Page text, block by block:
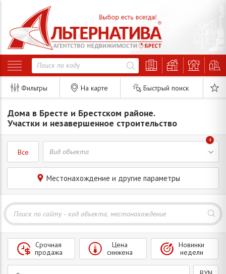
Фильтры На карте Быстрый поиск
Дома в Бресте и Брестском районе.
Участки и незавершенное строительство
Все
4
Местонахождение и другие параметры
Срочная
продажа
Цена
снижена
Новинки
недели